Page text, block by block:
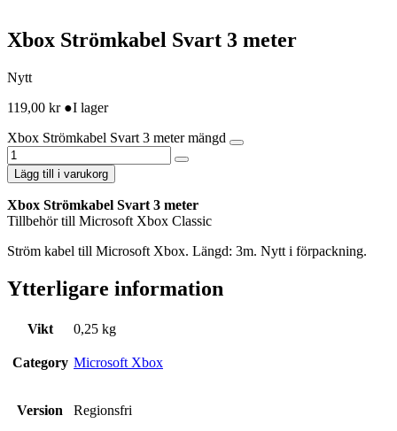
Xbox Strömkabel Svart 3 meter
Nytt
119,00 kr ●I lager
Xbox Strömkabel Svart 3 meter mängd
Lägg till i varukorg
Xbox Strömkabel Svart 3 meter
Tillbehör till Microsoft Xbox Classic
Ström kabel till Microsoft Xbox. Längd: 3m. Nytt i förpackning.
Ytterligare information
Vikt 0,25 kg
Category Microsoft Xbox
Version Regionsfri